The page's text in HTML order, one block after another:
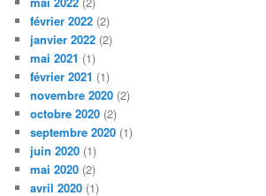
février 2022 (2)
janvier 2022 (2)
mai 2021 (1)
février 2021 (1)
novembre 2020 (2)
octobre 2020 (2)
septembre 2020 (1)
juin 2020 (1)
mai 2020 (2)
avril 2020 (1)